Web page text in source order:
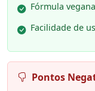
Fórmula
Facilidade de
Pontos